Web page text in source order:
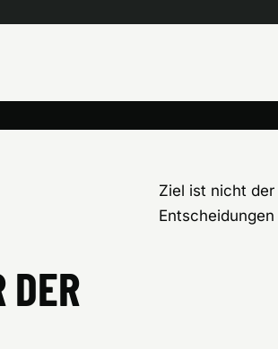
DER
Ziel ist nicht